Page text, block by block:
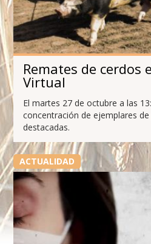
Remates de cerdos
Virtual
El martes 27 de octubre a las
concentración de ejemplares
destacadas.
ACTUALIDAD